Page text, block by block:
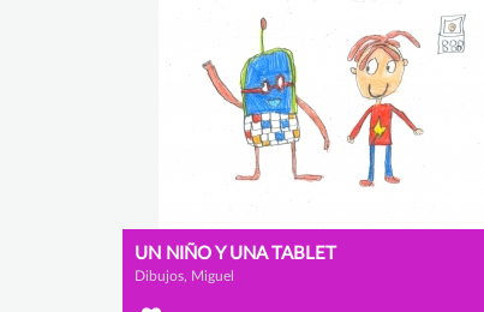
UN NIÑO Y UNA TABLET
Dibujos, Miguel